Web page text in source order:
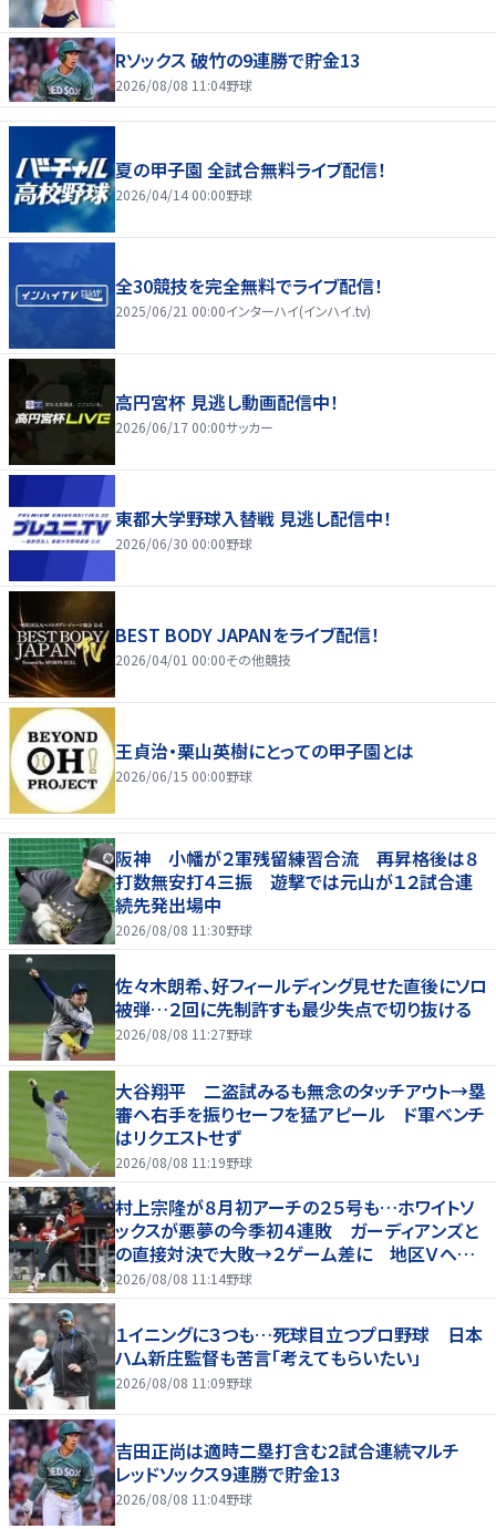
Rソックス 破竹の9連勝で貯金13
2026/08/08 11:04野球
夏の甲子園 全試合無料ライブ配信！
2026/04/14 00:00野球
全30競技を完全無料でライブ配信！
2025/06/21 00:00インターハイ(インハイ.tv)
高円宮杯 見逃し動画配信中！
2026/06/17 00:00サッカー
東都大学野球入替戦 見逃し配信中！
2026/06/30 00:00野球
BEST BODY JAPANをライブ配信！
2026/04/01 00:00その他競技
王貞治・栗山英樹にとっての甲子園とは
2026/06/15 00:00野球
阪神 小幡が２軍残留練習合流 再昇格後は８
打数無安打４三振 遊撃では元山が１２試合連
続先発出場中
2026/08/08 11:30野球
佐々木朗希、好フィールディング見せた直後にソロ
被弾…２回に先制許すも最少失点で切り抜ける
2026/08/08 11:27野球
大谷翔平 二盗試みるも無念のタッチアウト→塁
審へ右手を振りセーフを猛アピール ド軍ベンチ
はリクエストせず
2026/08/08 11:19野球
村上宗隆が８月初アーチの２５号も…ホワイトソ
ックスが悪夢の今季初４連敗 ガーディアンズと
の直接対決で大敗→２ゲーム差に 地区Ｖへ正
念場に
2026/08/08 11:14野球
１イニングに３つも…死球目立つプロ野球 日本
ハム新庄監督も苦言「考えてもらいたい」
2026/08/08 11:09野球
吉田正尚は適時二塁打含む２試合連続マルチ
レッドソックス９連勝で貯金13
2026/08/08 11:04野球